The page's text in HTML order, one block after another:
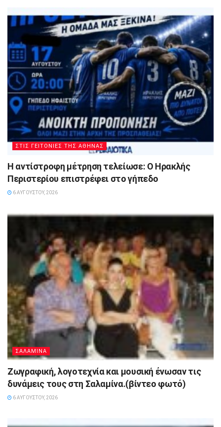
ΣΤΙΣ ΓΕΙΤΟΝΙΕΣ ΤΗΣ ΑΘΗΝΑΣ
Η αντίστροφη μέτρηση τελείωσε: Ο Ηρακλής
Περιστερίου επιστρέφει στο γήπεδο
6 ΑΥΓΟΎΣΤΟΥ, 2026
ΣΑΛΑΜΙΝΑ
Ζωγραφική, λογοτεχνία και μουσική ένωσαν τις
δυνάμεις τους στη Σαλαμίνα.(βίντεο φωτό)
6 ΑΥΓΟΎΣΤΟΥ, 2026